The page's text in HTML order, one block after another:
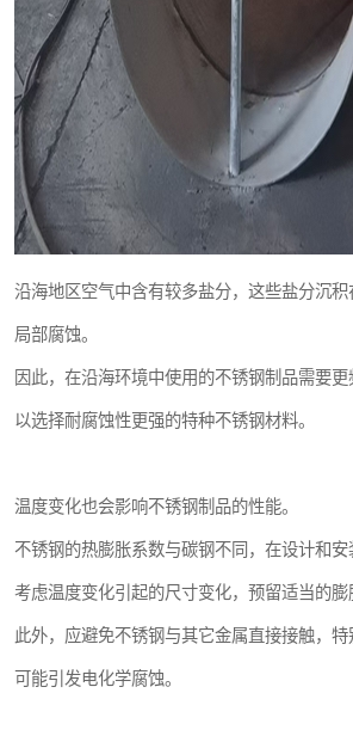
沿海地区空气中含有较多盐分，这些盐分沉
局部腐蚀。
因此，在沿海环境中使用的不锈钢制品需要更
以选择耐腐蚀性更强的特种不锈钢材料。
温度变化也会影响不锈钢制品的性能。
不锈钢的热膨胀系数与碳钢不同，在设计和
考虑温度变化引起的尺寸变化，预留适当的膨
此外，应避免不锈钢与其它金属直接接触，
可能引发电化学腐蚀。